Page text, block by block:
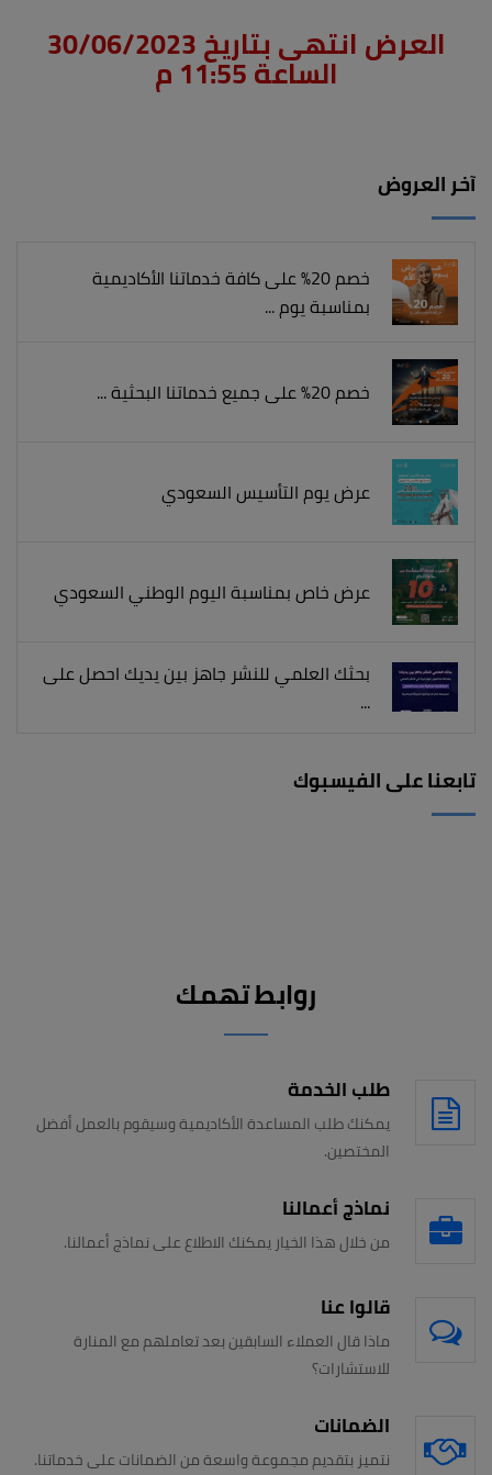
العرض انتهى بتاريخ 30/06/2023
الساعة 11:55 م
آخر العروض
خصم 20% على كافة خدماتنا الأكاديمية
بمناسبة يوم ...
خصم 20% على جميع خدماتنا البحثية ...
عرض يوم التأسيس السعودي
عرض خاص بمناسبة اليوم الوطني السعودي
بحثك العلمي للنشر جاهز بين يديك احصل على
...
تابعنا على الفيسبوك
روابط تهمك
طلب الخدمة
يمكنك طلب المساعدة الأكاديمية وسيقوم بالعمل أفضل
المختصين.
نماذج أعمالنا
من خلال هذا الخيار يمكنك الاطلاع على نماذج أعمالنا.
قالوا عنا
ماذا قال العملاء السابقين بعد تعاملهم مع المنارة
للاستشارات؟
الضمانات
نتميز بتقديم مجموعة واسعة من الضمانات على خدماتنا.